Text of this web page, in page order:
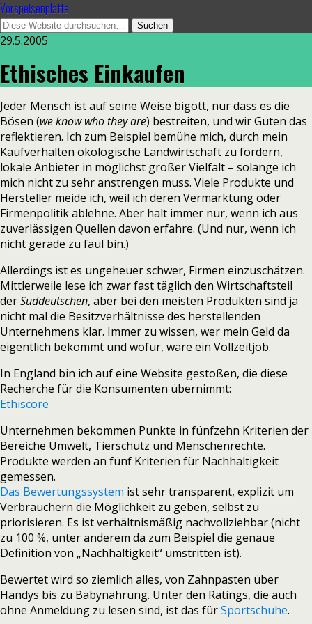
Vorspeisenplatte
29.5.2005
Ethisches Einkaufen
Jeder Mensch ist auf seine Weise bigott, nur dass es die
Bösen (we know who they are) bestreiten, und wir Guten das
reflektieren. Ich zum Beispiel bemühe mich, durch mein
Kaufverhalten ökologische Landwirtschaft zu fördern,
lokale Anbieter in möglichst großer Vielfalt – solange ich
mich nicht zu sehr anstrengen muss. Viele Produkte und
Hersteller meide ich, weil ich deren Vermarktung oder
Firmenpolitik ablehne. Aber halt immer nur, wenn ich aus
zuverlässigen Quellen davon erfahre. (Und nur, wenn ich
nicht gerade zu faul bin.)
Allerdings ist es ungeheuer schwer, Firmen einzuschätzen.
Mittlerweile lese ich zwar fast täglich den Wirtschaftsteil
derSüddeutschen, aber bei den meisten Produkten sind ja
nicht mal die Besitzverhältnisse des herstellenden
Unternehmens klar. Immer zu wissen, wer mein Geld da
eigentlich bekommt und wofür, wäre ein Vollzeitjob.
In England bin ich auf eine Website gestoßen, die diese
Recherche für die Konsumenten übernimmt:
Ethiscore
Unternehmen bekommen Punkte in fünfzehn Kriterien der
Bereiche Umwelt, Tierschutz und Menschenrechte.
Produkte werden an fünf Kriterien für Nachhaltigkeit
gemessen.
Das Bewertungssystem ist sehr transparent, explizit um
Verbrauchern die Möglichkeit zu geben, selbst zu
priorisieren. Es ist verhältnismäßig nachvollziehbar (nicht
zu 100 %, unter anderem da zum Beispiel die genaue
Definition von „Nachhaltigkeit“ umstritten ist).
Bewertet wird so ziemlich alles, von Zahnpasten über
Handys bis zu Babynahrung. Unter den Ratings, die auch
ohne Anmeldung zu lesen sind, ist das fürSportschuhe.